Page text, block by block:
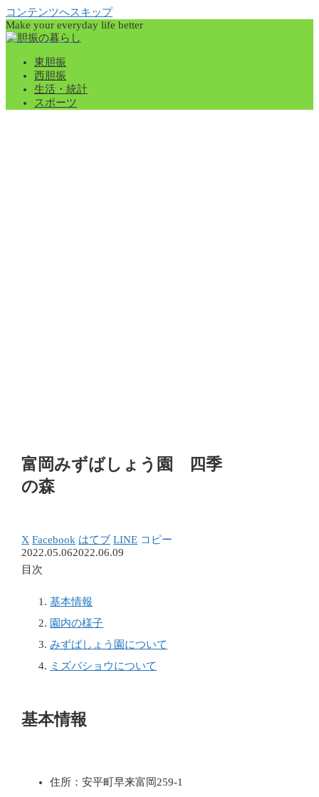
コンテンツへスキップ
Make your everyday life better
東胆振
西胆振
生活・統計
スポーツ
富岡みずばしょう園 四季
の森
X Facebook はてブ LINE コピー
2022.05.062022.06.09
目次
基本情報
園内の様子
みずばしょう園について
ミズバショウについて
基本情報
住所：安平町早来富岡259-1